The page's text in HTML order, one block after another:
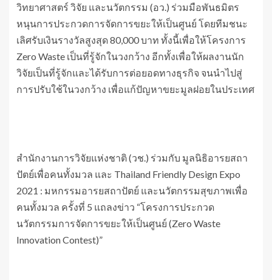
วิทยาศาสตร์ วิจัย และนวัตกรรม (อว.) ร่วมมือพันธมิตร
หนุนการประกวดการจัดการขยะให้เป็นศูนย์ โดยทีมชนะ
เลิศรับเงินรางวัลสูงสุด 80,000 บาท ทั้งนี้เพื่อให้โครงการ
Zero Waste เป็นที่รู้จักในวงกว้าง อีกทั้งเพื่อให้ผลงานนัก
วิจัยเป็นที่รู้จักและได้รับการต่อยอดทางธุรกิจ จนนำไปสู่
การปรับใช้ในวงกว้าง เพื่อแก้ปัญหาขยะมูลฝอยในประเทศ
สำนักงานการวิจัยแห่งชาติ (วช.) ร่วมกับ มูลนิธิอารยสถา
ปัตย์เพื่อคนทั้งมวล และ Thailand Friendly Design Expo
2021 : มหกรรมอารยสถาปัตย์ และนวัตกรรมสุขภาพเพื่อ
คนทั้งมวล ครั้งที่ 5 แถลงข่าว “โครงการประกวด
นวัตกรรมการจัดการขยะให้เป็นศูนย์ (Zero Waste
Innovation Contest)”